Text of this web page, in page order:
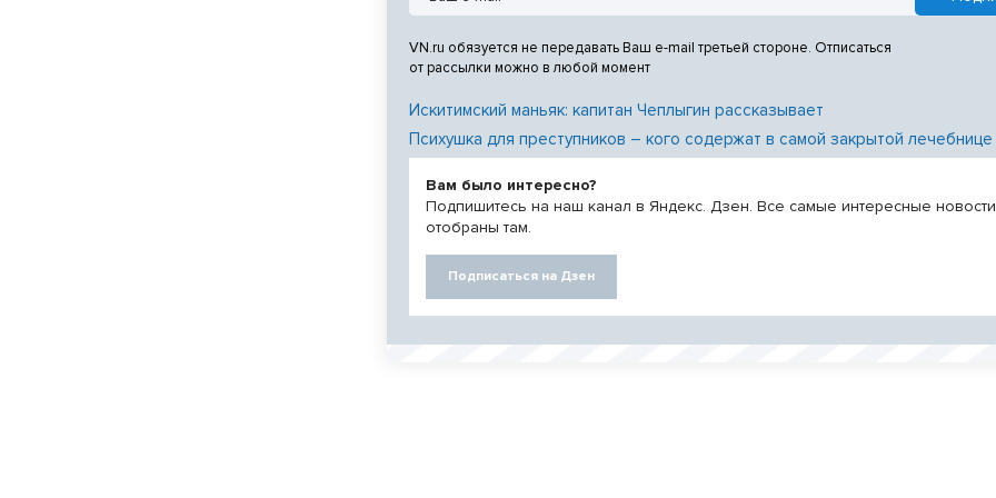
аэропорту.
VN.ru обязуется не передавать Ваш e-mail третьей стороне. Отписаться
от рассылки можно в любой момент
Искитимский маньяк: капитан Чеплыгин рассказывает
Психушка для преступников – кого содержат в самой закрытой
Вам было интересно?
Подпишитесь на наш канал в Яндекс. Дзен. Все самые интересные новости
отобраны там.
Подписаться на Дзен